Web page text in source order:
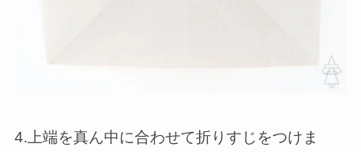
4.上端を真ん中に合わせて折りすじをつけま